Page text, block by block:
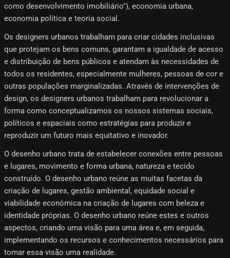
como desenvolvimento imobiliário"), economia urbana,
economia política e teoria social.
Os designers urbanos trabalham para criar cidades inclusivas
que protejam os bens comuns, garantam a igualdade de acesso
e distribuição de bens públicos e atendam às necessidades de
todos os residentes, especialmente mulheres, pessoas de cor e
outras populações marginalizadas. Através de intervenções de
design, os designers urbanos trabalham para revolucionar a
forma como conceptualizamos os nossos sistemas sociais,
políticos e espaciais como estratégias para produzir e
reproduzir um futuro mais equitativo e inovador.
O desenho urbano trata de estabelecer conexões entre pessoas
e lugares, movimento e forma urbana, natureza e tecido
construído. O desenho urbano reúne as muitas facetas da
criação de lugares, gestão ambiental, equidade social e
viabilidade económica na criação de lugares com beleza e
identidade próprias. O desenho urbano reúne estes e outros
aspectos, criando uma visão para uma área e, em seguida,
implementando os recursos e conhecimentos necessários para
tornar essa visão uma realidade.